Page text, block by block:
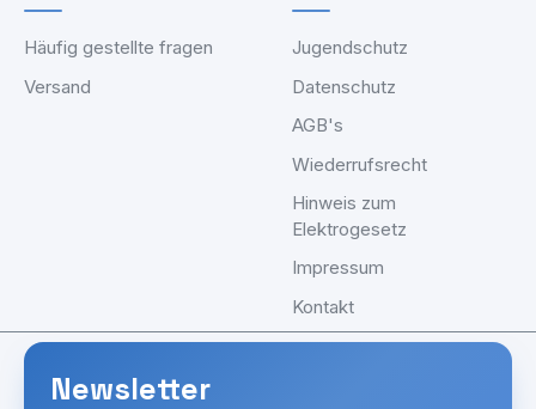
Häufig gestellte fragen
Versand
Jugendschutz
Datenschutz
AGB's
Wiederrufsrecht
Hinweis zum
Elektrogesetz
Impressum
Kontakt
Newsletter